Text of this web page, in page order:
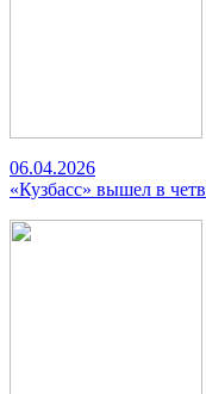
06.04.2026
«Кузбасс» вышел в